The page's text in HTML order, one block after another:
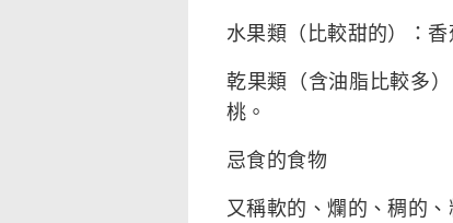
水果類（比較甜的）：
乾果類（含油脂比較多
桃。
忌食的食物
又稱軟的、爛的、稠的